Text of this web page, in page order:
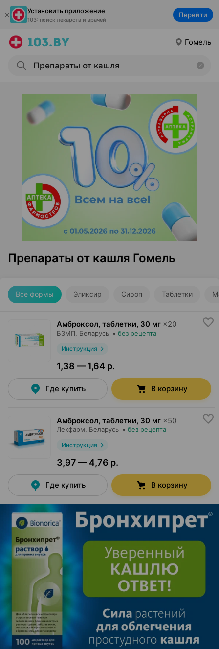
Установить приложение
103: поиск лекарств и врачей
Перейти
Гомель
Препараты от кашля Гомель
Все формы Эликсир Сироп Таблетки
Амброксол, таблетки, 30 мг ×20
БЗМП , Беларусь • без рецепта
Инструкция
1,38 — 1,64 р.
Где купить В корзину
Амброксол, таблетки, 30 мг ×50
Лекфарм , Беларусь • без рецепта
Инструкция
3,97 — 4,76 р.
Где купить В корзину